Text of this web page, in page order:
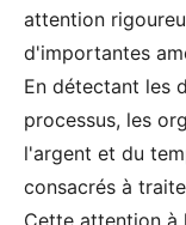
attention
d'importantes
En détectant les
processus, les
l'argent et du
consacrés à